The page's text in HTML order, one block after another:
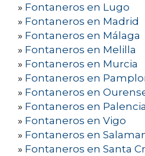
» Fontaneros en Lugo
» Fontaneros en Madrid
» Fontaneros en Málaga
» Fontaneros en Melilla
» Fontaneros en Murcia
» Fontaneros en
» Fontaneros en
» Fontaneros en Palencia
» Fontaneros en Vigo
» Fontaneros en
» Fontaneros en Santa